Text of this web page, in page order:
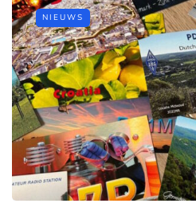
NIEUWS